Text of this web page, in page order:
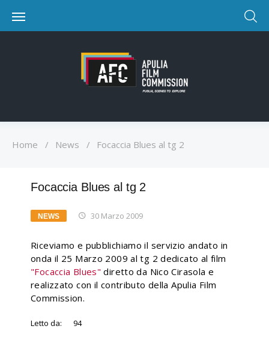
Home / News / Focaccia Blues al tg 2
Focaccia Blues al tg 2
NEWS 30 Marzo 2009
Riceviamo e pubblichiamo il servizio andato in
onda il 25 Marzo 2009 al tg 2 dedicato al film
"Focaccia Blues" diretto da Nico Cirasola e
realizzato con il contributo della Apulia Film
Commission.
Letto da: 94